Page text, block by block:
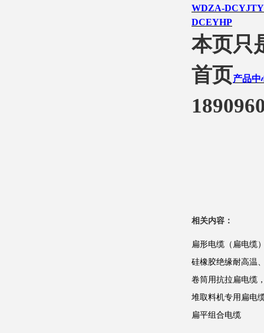
WDZA-
DCEYHP
本页只
首页产品中
相关内容：
扁形电缆（扁电缆
硅橡胶绝缘耐高温
卷筒用抗拉扁电缆
堆取料机专用扁电
扁平组合电缆